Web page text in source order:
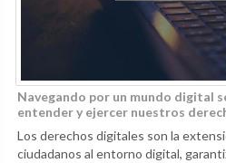
Navegando por un mundo digital
entender y ejercer nuestros
Los derechos digitales son la
ciudadanos al entorno digital,